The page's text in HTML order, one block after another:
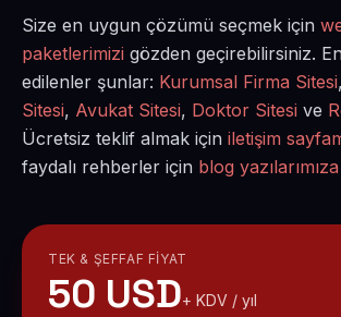
Size en uygun çözümü seçmek için
paketlerimizi gözden geçirebilirsiniz.
edilenler şunlar: Kurumsal Firma Sitesi,
Sitesi, Avukat Sitesi, Doktor Sitesi ve
Ücretsiz teklif almak için iletişim
faydalı rehberler için blog yazılarımıza
TEK & ŞEFFAF FIYAT
50 USD+ KDV / yıl